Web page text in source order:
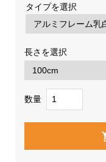
タイプを選択
長さを選択
数量